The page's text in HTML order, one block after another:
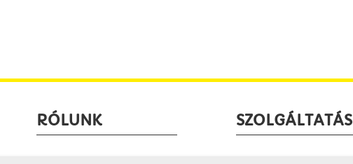
RÓLUNK SZOLGÁLTATÁS